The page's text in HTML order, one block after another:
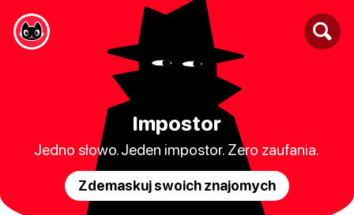
Impostor
Jedno słowo. Jeden impostor. Zero zaufania.
Zdemaskuj swoich znajomych